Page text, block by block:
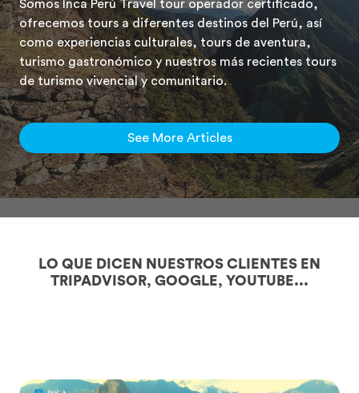
Somos Inca Perú Travel tour operador certificado,
ofrecemos tours a diferentes destinos del Perú, así
como experiencias culturales, tours de aventura,
turismo gastronómico y nuestros más recientes tours
de turismo vivencial y comunitario.
See More Articles
LO QUE DICEN NUESTROS CLIENTES EN
TRIPADVISOR, GOOGLE, YOUTUBE...